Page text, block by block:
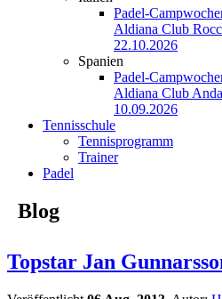
Padel-
Aldiana Club
22.10.2026
Spanien
Padel-
Aldiana Club
10.09.2026
Tennisschule
Tennisprogramm
Trainer
Padel
Blog
Topstar Jan